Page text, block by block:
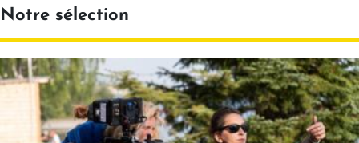
Notre sélection